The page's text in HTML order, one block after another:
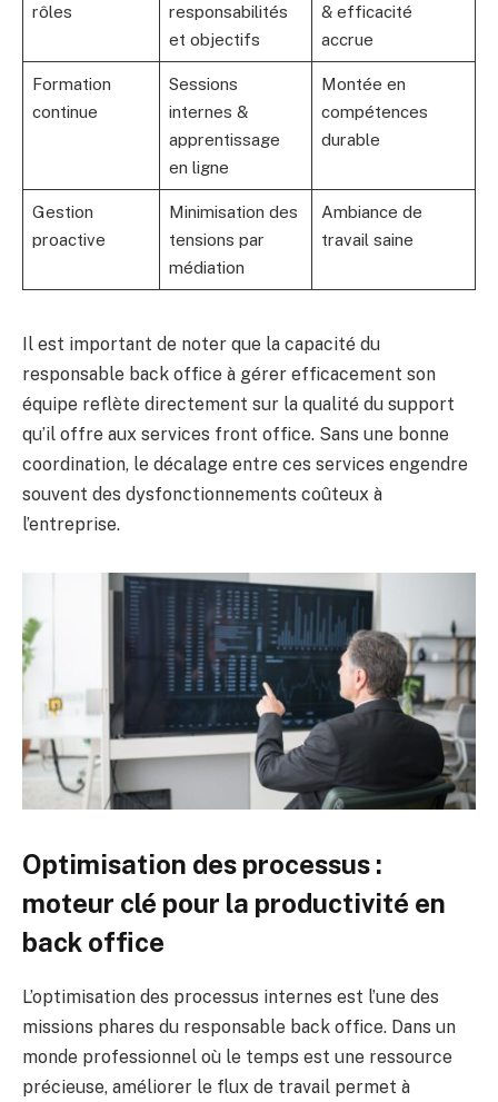
rôles
responsabilités
et objectifs
& efficacité
accrue
Formation
continue
Sessions
internes &
apprentissage
en ligne
Montée en
compétences
durable
Gestion
proactive
Minimisation des
tensions par
médiation
Ambiance de
travail saine
Il est important de noter que la capacité du
responsable back office à gérer efficacement son
équipe reflète directement sur la qualité du support
qu’il offre aux services front office. Sans une bonne
coordination, le décalage entre ces services engendre
souvent des dysfonctionnements coûteux à
l’entreprise.
Optimisation des processus :
moteur clé pour la productivité en
back office
L’optimisation des processus internes est l’une des
missions phares du responsable back office. Dans un
monde professionnel où le temps est une ressource
précieuse, améliorer le flux de travail permet à